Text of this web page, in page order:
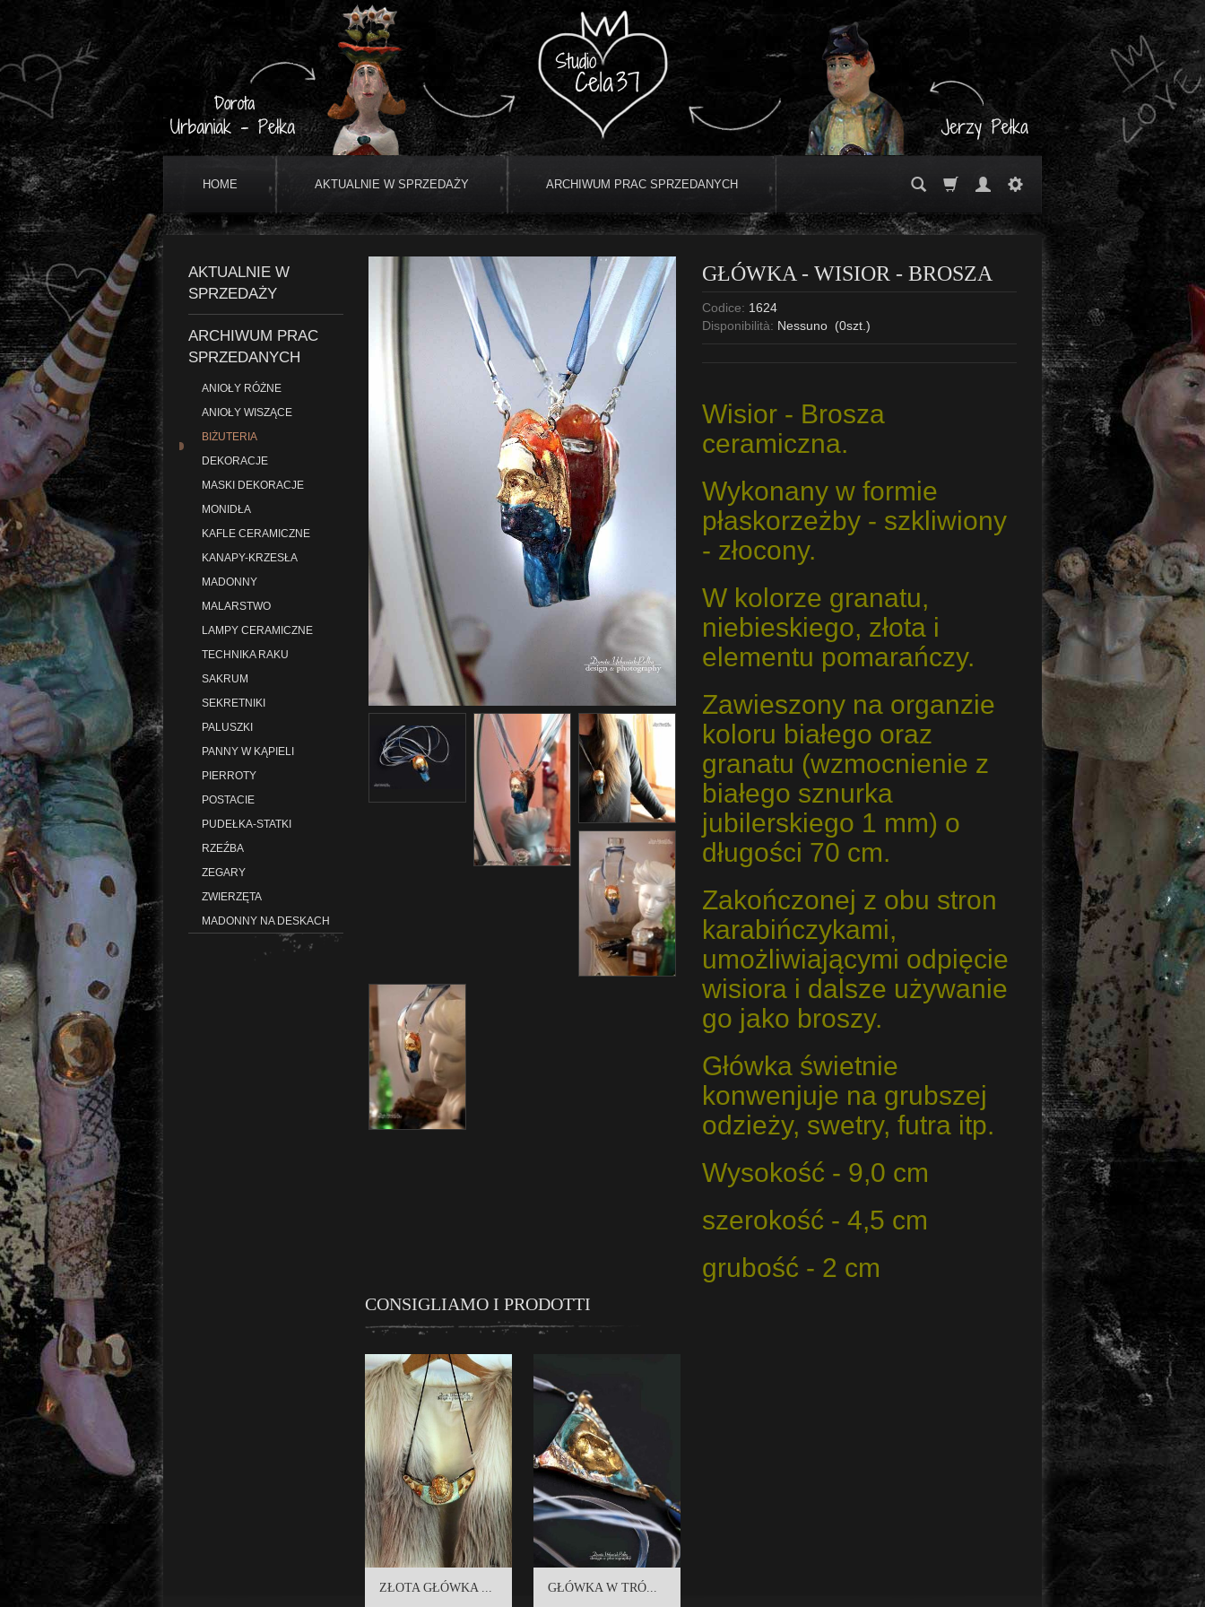
HOME AKTUALNIE W SPRZEDAŻY ARCHIWUM PRAC SPRZEDANYCH
GŁÓWKA - WISIOR - BROSZA
Codice: 1624
Disponibilità: Nessuno (0szt.)
Wisior - Brosza
ceramiczna.
Wykonany w formie
płaskorzeżby - szkliwiony
- złocony.
W kolorze granatu,
niebieskiego, złota i
elementu pomarańczy.
Zawieszony na organzie
koloru białego oraz
granatu (wzmocnienie z
białego sznurka
jubilerskiego 1 mm) o
długości 70 cm.
Zakończonej z obu stron
karabińczykami,
umożliwiającymi odpięcie
wisiora i dalsze używanie
go jako broszy.
Główka świetnie
konwenjuje na grubszej
odzieży, swetry, futra itp.
Wysokość - 9,0 cm
szerokość - 4,5 cm
grubość - 2 cm
CONSIGLIAMO I PRODOTTI
ZŁOTA GŁÓWKA ... GŁÓWKA W TRÓ...
AKTUALNIE W
SPRZEDAŻY
ARCHIWUM PRAC
SPRZEDANYCH
ANIOŁY RÓŻNE
ANIOŁY WISZĄCE
BIŻUTERIA
DEKORACJE
MASKI DEKORACJE
MONIDŁA
KAFLE CERAMICZNE
KANAPY-KRZESŁA
MADONNY
MALARSTWO
LAMPY CERAMICZNE
TECHNIKA RAKU
SAKRUM
SEKRETNIKI
PALUSZKI
PANNY W KĄPIELI
PIERROTY
POSTACIE
PUDEŁKA-STATKI
RZEŹBA
ZEGARY
ZWIERZĘTA
MADONNY NA DESKACH